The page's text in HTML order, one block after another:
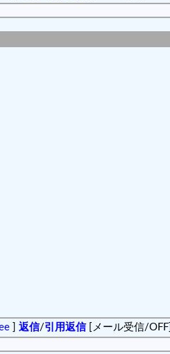
] 返信/引用返信[メール受信/OFF]